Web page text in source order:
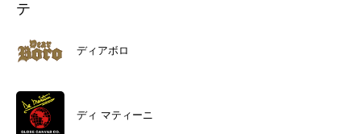
テ
ディアボロ
ディ マティーニ